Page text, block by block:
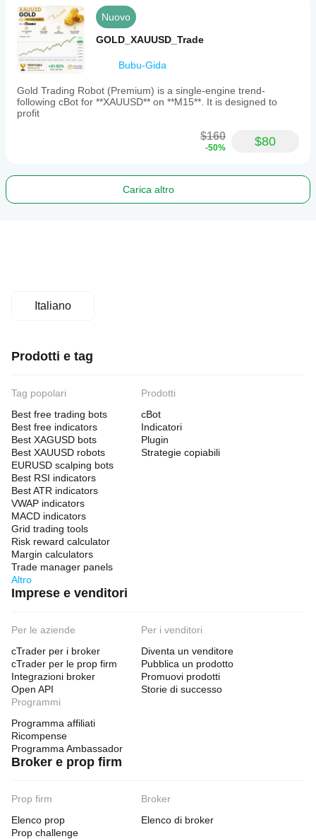
Nuovo
GOLD_XAUUSD_Trade
Bubu-Gida
Gold Trading Robot (Premium) is a single-engine trend-
following cBot for **XAUUSD** on **M15**. It is designed to
profit
$160
-50% $80
Carica altro
Italiano
Prodotti e tag
Tag popolari
Best free trading bots
Best free indicators
Best XAGUSD bots
Best XAUUSD robots
EURUSD scalping bots
Best RSI indicators
Best ATR indicators
VWAP indicators
MACD indicators
Grid trading tools
Risk reward calculator
Margin calculators
Trade manager panels
Altro
Prodotti
cBot
Indicatori
Plugin
Strategie copiabili
Imprese e venditori
Per le aziende
cTrader per i broker
cTrader per le prop firm
Integrazioni broker
Open API
Per i venditori
Diventa un venditore
Pubblica un prodotto
Promuovi prodotti
Storie di successo
Programmi
Programma affiliati
Ricompense
Programma Ambassador
Broker e prop firm
Prop firm
Elenco prop
Prop challenge
Broker
Elenco di broker